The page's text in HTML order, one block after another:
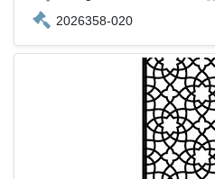
2026358-020